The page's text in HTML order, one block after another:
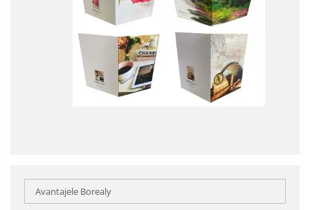
Avantajele Borealy